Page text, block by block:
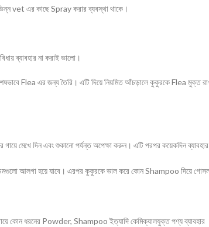
vet এর কাছে Spray করার ব্যবস্থা থাকে।
ব্যাবহার না করাই ভালো।
Flea এর জন্য তৈরি। এটি দিয়ে নিয়মিত আঁচড়ালে কুকুরকে Flea মুক্ত
মেখে দিন এবং শুকানো পর্যন্ত অপেক্ষা করুন। এটি পরপর কয়েকদিন ব্যাবহার
আলগা হয়ে যাবে। এরপর কুকুরকে ভাল করে কোন Shampoo দিয়ে
কোন ধরনের Powder, Shampoo ইত্যাদি কেমিক্যালযুক্ত পণ্য ব্যাবহার